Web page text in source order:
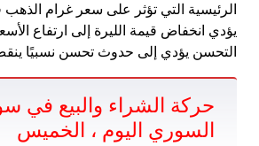
الرئيسية التي تؤثر على سعر غرام
يؤدي انخفاض قيمة الليرة إلى ارتفاع
التحسن يؤدي إلى حدوث تحسن نسبيًا
حركة الشراء والبيع في
السوري اليوم ، الخميس